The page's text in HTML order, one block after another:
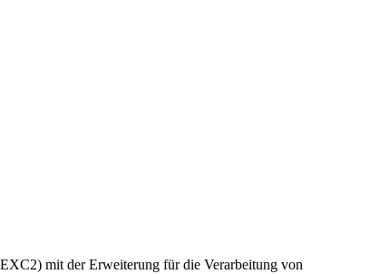
mit der Erweiterung für die Verarbeitung von